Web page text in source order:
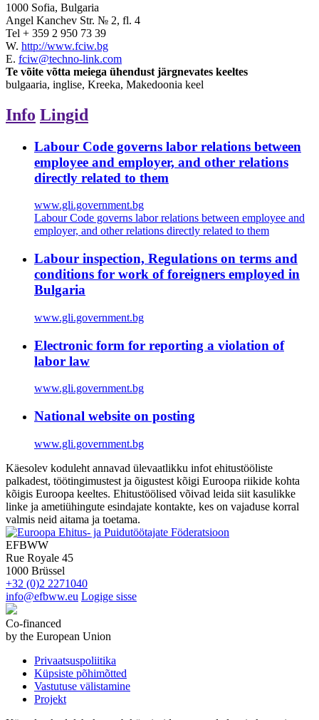
1000 Sofia, Bulgaria
Angel Kanchev Str. № 2, fl. 4
Tel + 359 2 950 73 39
W. http://www.fciw.bg
E. fciw@techno-link.com
Te võite võtta meiega ühendust järgnevates keeltes
bulgaaria, inglise, Kreeka, Makedoonia keel
Info Lingid
Labour Code governs labor relations between
employee and employer, and other relations
directly related to them
www.gli.government.bg
Labour Code governs labor relations between employee and
employer, and other relations directly related to them
Labour inspection, Regulations on terms and
conditions for work of foreigners employed in
Bulgaria
www.gli.government.bg
Electronic form for reporting a violation of
labor law
www.gli.government.bg
National website on posting
www.gli.government.bg
Käesolev koduleht annavad ülevaatlikku infot ehitustööliste
palkadest, töötingimustest ja õigustest kõigi Euroopa riikide kohta
kõigis Euroopa keeltes. Ehitustöölised võivad leida siit kasulikke
linke ja ametiühingute esindajate kontakte, kes on vajaduse korral
valmis neid aitama ja toetama.
EFBWW
Rue Royale 45
1000 Brüssel
+32 (0)2 2271040
info@efbww.eu Logige sisse
Co-financed
by the European Union
Privaatsuspoliitika
Küpsiste põhimõtted
Vastutuse välistamine
Projekt